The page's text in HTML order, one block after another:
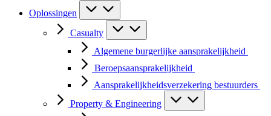
Oplossingen
Casualty
Algemene burgerlijke aansprakelijkheid
Beroepsaansprakelijkheid
Aansprakelijkheidsverzekering bestuurders
Property & Engineering